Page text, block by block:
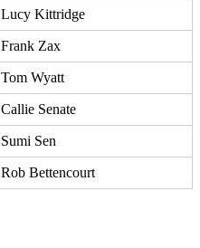
Lucy Kittridge
Frank Zax
Tom Wyatt
Callie Senate
Sumi Sen
Rob Bettencourt